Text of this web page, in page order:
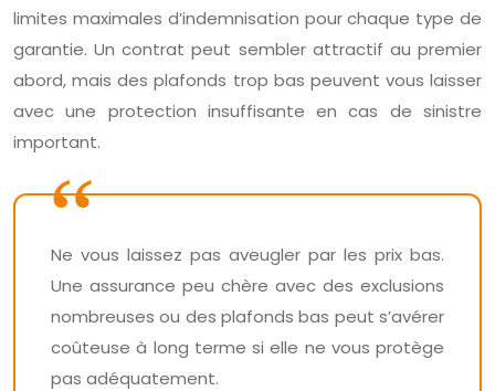
limites maximales d’indemnisation pour chaque type de
garantie. Un contrat peut sembler attractif au premier
abord, mais des plafonds trop bas peuvent vous laisser
avec une protection insuffisante en cas de sinistre
important.
Ne vous laissez pas aveugler par les prix bas.
Une assurance peu chère avec des exclusions
nombreuses ou des plafonds bas peut s’avérer
coûteuse à long terme si elle ne vous protège
pas adéquatement.